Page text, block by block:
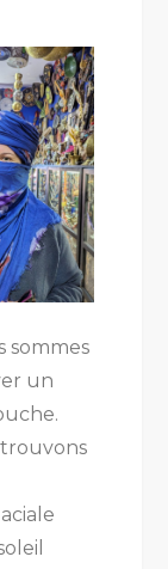
sommes
un